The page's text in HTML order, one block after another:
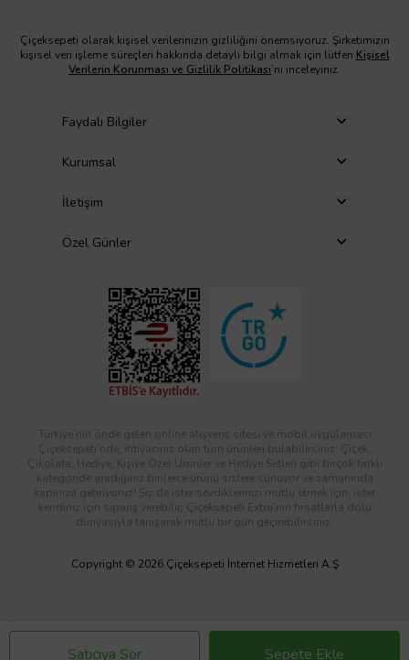
Satıcıya Sor Sepete Ekle
Çiçeksepeti olarak kişisel verilerinizin gizliliğini önemsiyoruz. Şirketimizin
kişisel veri işleme süreçleri hakkında detaylı bilgi almak için lütfen Kişisel
Verilerin Korunması ve Gizlilik Politikası’nı inceleyiniz.
Faydalı Bilgiler
Kurumsal
İletişim
Özel Günler
Türkiye’nin önde gelen online alışveriş sitesi ve mobil uygulaması
Çiçeksepeti’nde, ihtiyacınız olan tüm ürünleri bulabilirsiniz. Çiçek,
Çikolata, Hediye, Kişiye Özel Ürünler ve Hediye Setleri gibi birçok farklı
kategoride aradığınız binlerce ürünü sizlere sunuyor ve zamanında
kapınıza getiriyoruz! Siz de ister sevdiklerinizi mutlu etmek için, ister
kendiniz için sipariş verebilir; Çiçeksepeti Extra’nın fırsatlarla dolu
dünyasıyla tanışarak mutlu bir gün geçirebilirsiniz.
Copyright © 2026 Çiçeksepeti İnternet Hizmetleri A.Ş